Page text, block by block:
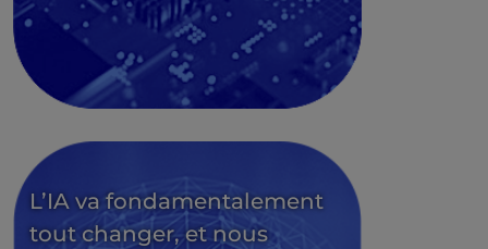
L’IA va fondamentalement
tout changer, et nous